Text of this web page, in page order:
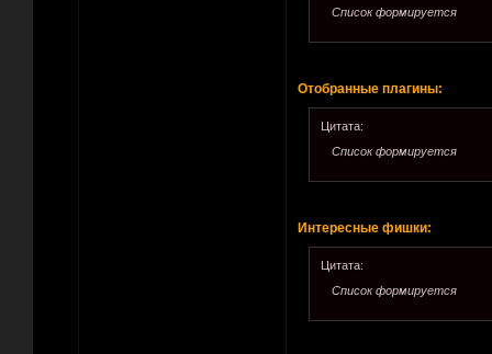
Список формируется
Отобранные плагины:
Цитата:
Список формируется
Интересные фишки:
Цитата:
Список формируется